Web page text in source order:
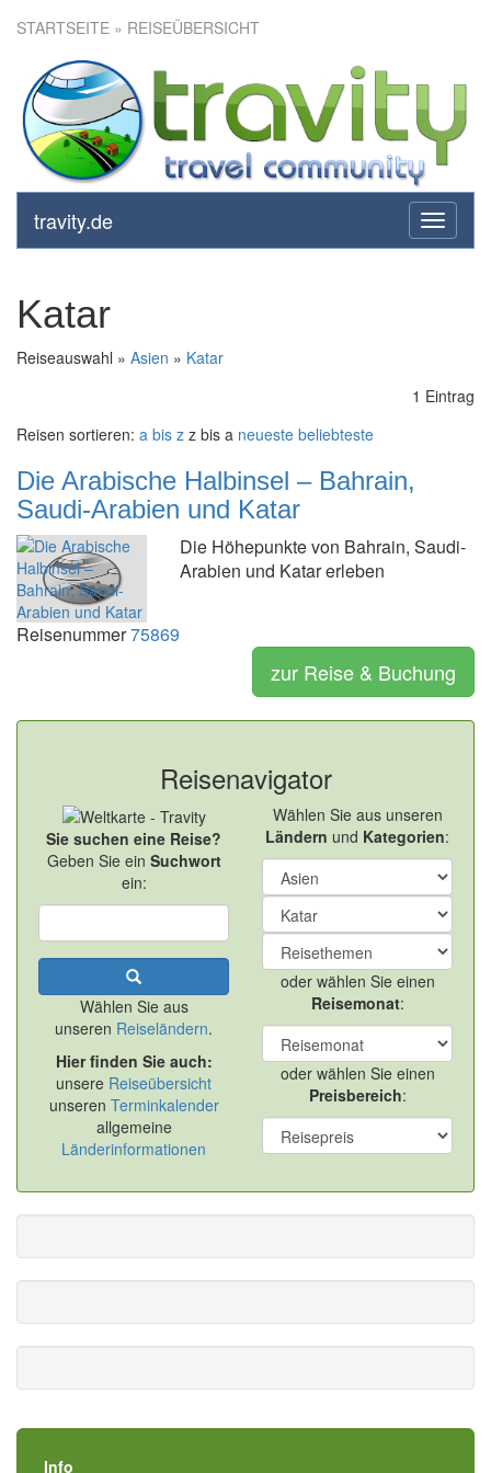
STARTSEITE » REISEÜBERSICHT
toggle
travity.de
Katar
Reiseauswahl » Asien » Katar
1 Eintrag
Reisen sortieren: a bis z z bis a neueste beliebteste
Die Arabische Halbinsel – Bahrain,
Saudi-Arabien und Katar
Die Höhepunkte von Bahrain, Saudi-
Arabien und Katar erleben
Reisenummer75869
zur Reise & Buchung
Reisenavigator
Sie suchen eine Reise?
Geben Sie ein Suchwort
ein:
Wählen Sie aus
unseren Reiseländern.
Hier finden Sie auch:
unsere Reiseübersicht
unseren Terminkalender
allgemeine
Länderinformationen
Wählen Sie aus unseren
Ländern und Kategorien:
oder wählen Sie einen
Reisemonat:
oder wählen Sie einen
Preisbereich:
Info